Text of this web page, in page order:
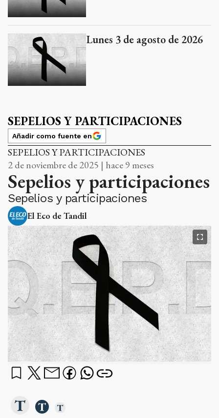
Lunes 3 de agosto de 2026
SEPELIOS Y PARTICIPACIONES
Añadir como fuente en
SEPELIOS Y PARTICIPACIONES
2 de noviembre de 2025 | hace 9 meses
Sepelios y participaciones
Sepelios y participaciones
El Eco de Tandil